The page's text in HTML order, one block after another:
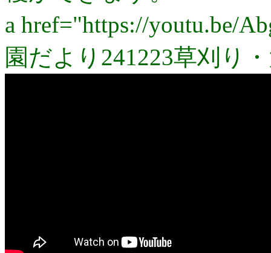
a href="https://youtu.be/
園だより241223草刈り